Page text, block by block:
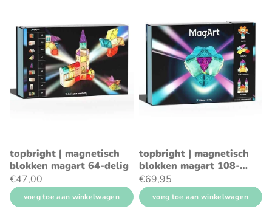
topbright | magnetisch
blokken magart 64-delig
€47,00
voeg toe aan winkelwagen
topbright | magnetisch
blokken magart 108-
delig
€69,95
voeg toe aan winkelwagen